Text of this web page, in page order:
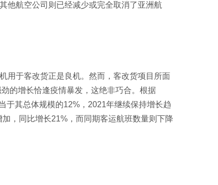
他航空公司则已经减少或完全取消了亚洲航
用于客改货正是良机。然而，客改货项目所面
的增长恰逢疫情暴发，这绝非巧合。根据
于其总体规模的12%，2021年继续保持增长趋
，同比增长21%，而同期客运航班数量则下降